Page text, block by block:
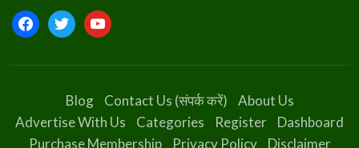
facebooktwitteryoutube
Blog Contact Us (संपर्क करें)
About Us
Advertise With Us
Categories Register
Dashboard
Purchase Membership
Privacy Policy Disclaimer